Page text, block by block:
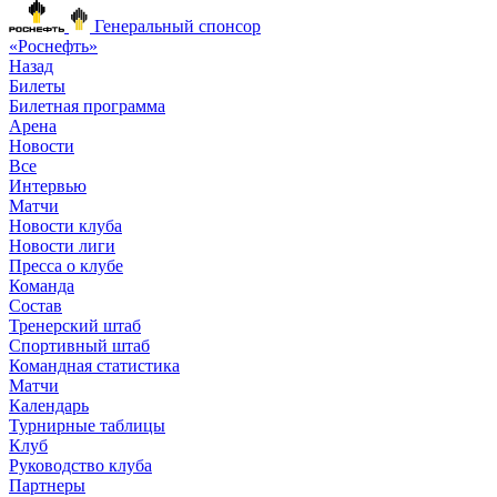
Генеральный спонсор
«Роснефть»
Назад
Билеты
Билетная программа
Арена
Новости
Все
Интервью
Матчи
Новости клуба
Новости лиги
Пресса о клубе
Команда
Состав
Тренерский штаб
Спортивный штаб
Командная статистика
Матчи
Календарь
Турнирные таблицы
Клуб
Руководство клуба
Партнеры